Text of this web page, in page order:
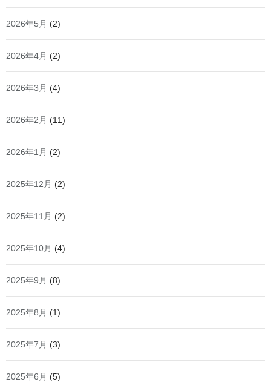
2026年5月 (2)
2026年4月 (2)
2026年3月 (4)
2026年2月 (11)
2026年1月 (2)
2025年12月 (2)
2025年11月 (2)
2025年10月 (4)
2025年9月 (8)
2025年8月 (1)
2025年7月 (3)
2025年6月 (5)